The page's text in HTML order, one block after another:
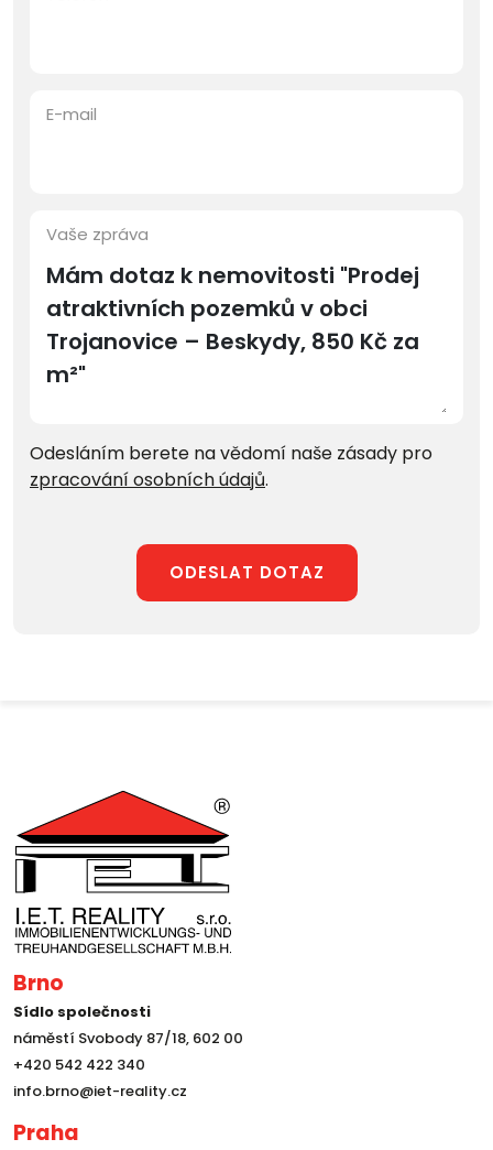
E-mail
Vaše zpráva
Odesláním berete na vědomí naše zásady pro
zpracování osobních údajů.
ODESLAT DOTAZ
Brno
Sídlo společnosti
náměstí Svobody 87/18, 602 00
+420 542 422 340
info.brno@iet-reality.cz
Praha